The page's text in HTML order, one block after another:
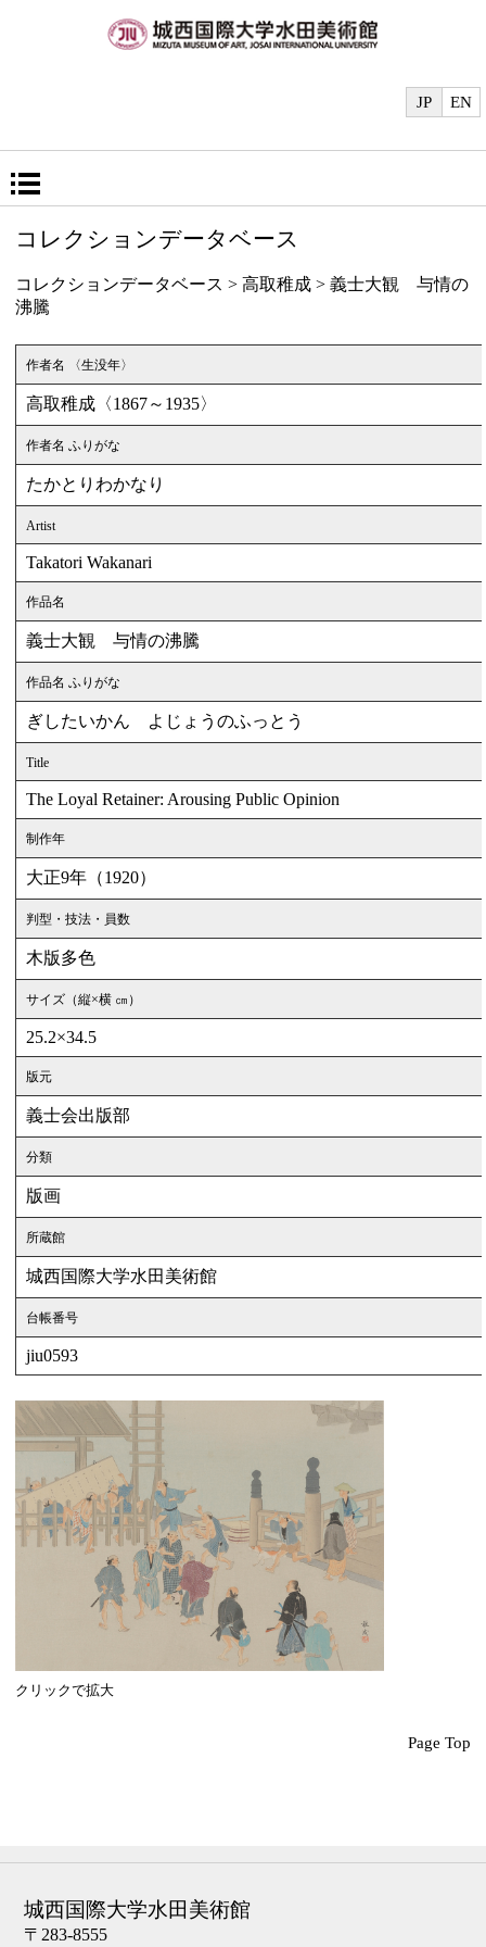
EN
JP
コレクションデータベース
コレクションデータベース > 高取稚成> 義士大観 与情の
沸騰
作者名 〈生没年〉
高取稚成〈1867～1935〉
作者名 ふりがな
たかとりわかなり
Artist
Takatori Wakanari
作品名
義士大観 与情の沸騰
作品名 ふりがな
ぎしたいかん よじょうのふっとう
Title
The Loyal Retainer: Arousing Public Opinion
制作年
大正9年（1920）
判型・技法・員数
木版多色
サイズ（縦×横 ㎝）
25.2×34.5
版元
義士会出版部
分類
版画
所蔵館
城西国際大学水田美術館
台帳番号
jiu0593
クリックで拡大
Page Top
城西国際大学水田美術館
〒283-8555